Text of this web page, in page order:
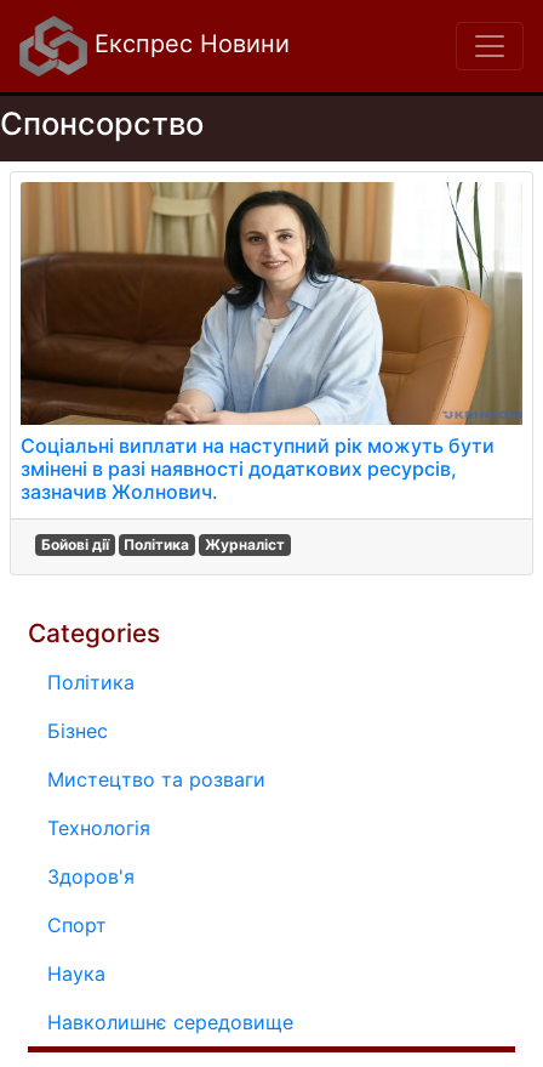
Експрес Новини
Спонсорство
Соціальні виплати на наступний рік можуть бути
змінені в разі наявності додаткових ресурсів,
зазначив Жолнович.
Бойові дії Політика Журналіст
Categories
Політика
Бізнес
Мистецтво та розваги
Технологія
Здоров'я
Спорт
Наука
Навколишнє середовище